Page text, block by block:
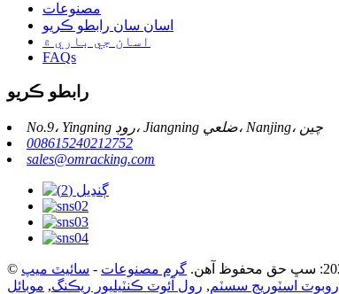
مصنوعات
اسان سان رابطو ڪريو
اسان جي باري ۾
FAQs
رابطو ڪريو
No.9، Yingning روڊ، Jiangning ضلعي، Nanjing، چين
008615240212752
sales@omracking.com
گرم مصنوعات - سائيٽ ميپ
روبوٽ اسٽوريج سسٽم, رول آئوٽ ڪنٽيليور ريڪنگ,